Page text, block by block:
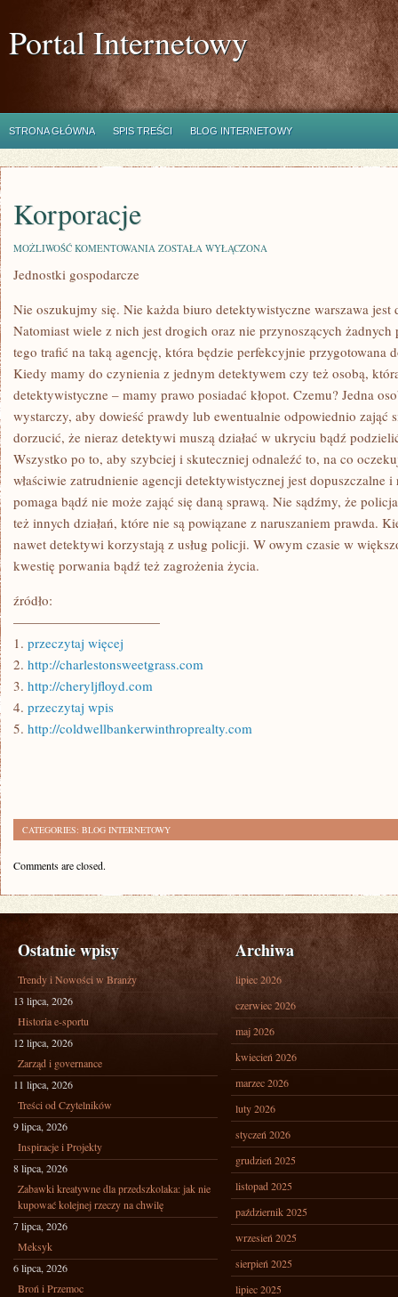
Portal Internetowy
STRONA GŁÓWNA SPIS TREŚCI BLOG INTERNETOWY
Korporacje
MOŻLIWOŚĆ KOMENTOWANIA KORPORACJE
ZOSTAŁA WYŁĄCZONA
Jednostki gospodarcze
Nie oszukujmy się. Nie każda biuro detektywistyczne warszawa jest
Natomiast wiele z nich jest drogich oraz nie przynoszących
tego trafić na taką agencję, która będzie perfekcyjnie przygotowana
Kiedy mamy do czynienia z jednym detektywem czy też osobą,
detektywistyczne – mamy prawo posiadać kłopot. Czemu? Jedna
wystarczy, aby dowieść prawdy lub ewentualnie odpowiednio zająć
dorzucić, że nieraz detektywi muszą działać w ukryciu bądź
Wszystko po to, aby szybciej i skuteczniej odnaleźć to, na co
właściwie zatrudnienie agencji detektywistycznej jest dopuszczalne
pomaga bądź nie może zająć się daną sprawą. Nie sądźmy, że
też innych działań, które nie są powiązane z naruszaniem prawda.
nawet detektywi korzystają z usług policji. W owym czasie w
kwestię porwania bądź też zagrożenia życia.
źródło:
———————————
1. przeczytaj więcej
2. http://charlestonsweetgrass.com
3. http://cheryljfloyd.com
4. przeczytaj wpis
5. http://coldwellbankerwinthroprealty.com
CATEGORIES: BLOG INTERNETOWY
Comments are closed.
Ostatnie wpisy
Trendy i Nowości w Branży
13 lipca, 2026
Historia e-sportu
12 lipca, 2026
Zarząd i governance
11 lipca, 2026
Treści od Czytelników
9 lipca, 2026
Inspiracje i Projekty
8 lipca, 2026
Zabawki kreatywne dla przedszkolaka: jak nie
kupować kolejnej rzeczy na chwilę
7 lipca, 2026
Meksyk
6 lipca, 2026
Broń i Przemoc
Archiwa
lipiec 2026
czerwiec 2026
maj 2026
kwiecień 2026
marzec 2026
luty 2026
styczeń 2026
grudzień 2025
listopad 2025
październik 2025
wrzesień 2025
sierpień 2025
lipiec 2025